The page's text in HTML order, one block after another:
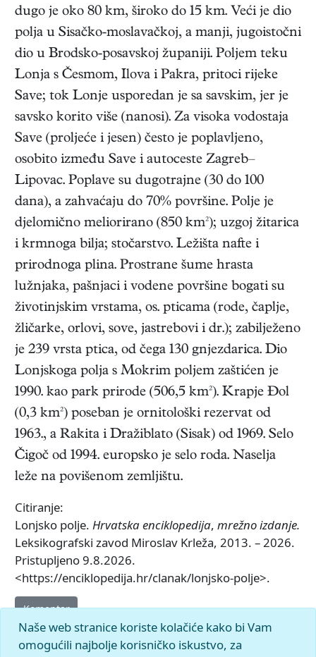
dugo je oko 80 km, široko do 15 km. Veći je dio
polja u Sisačko-moslavačkoj, a manji, jugoistočni
dio u Brodsko-posavskoj županiji. Poljem teku
Lonja s Česmom, Ilova i Pakra, pritoci rijeke
Save; tok Lonje usporedan je sa savskim, jer je
savsko korito više (nanosi). Za visoka vodostaja
Save (proljeće i jesen) često je poplavljeno,
osobito između Save i autoceste Zagreb–
Lipovac. Poplave su dugotrajne (30 do 100
dana), a zahvaćaju do 70% površine. Polje je
djelomično meliorirano (850 km²); uzgoj žitarica
i krmnoga bilja; stočarstvo. Ležišta nafte i
prirodnoga plina. Prostrane šume hrasta
lužnjaka, pašnjaci i vodene površine bogati su
životinjskim vrstama, os. pticama (rode, čaplje,
žličarke, orlovi, sove, jastrebovi i dr.); zabilježeno
je 239 vrsta ptica, od čega 130 gnjezdarica. Dio
Lonjskoga polja s Mokrim poljem zaštićen je
1990. kao park prirode (506,5 km²). Krapje Đol
(0,3 km²) poseban je ornitološki rezervat od
1963., a Rakita i Dražiblato (Sisak) od 1969. Selo
Čigoč od 1994. europsko je selo roda. Naselja
leže na povišenom zemljištu.
Citiranje:
Lonjsko polje. Hrvatska enciklopedija, mrežno izdanje.
Leksikografski zavod Miroslav Krleža, 2013. – 2026.
Pristupljeno 9.8.2026.
<https://enciklopedija.hr/clanak/lonjsko-polje>.
Komentar
Naše web stranice koriste kolačiće kako bi Vam
omogućili najbolje korisničko iskustvo, za